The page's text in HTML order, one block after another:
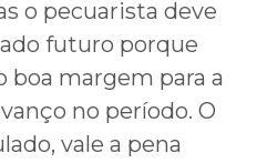
o pecuarista deve
futuro porque
boa margem para a
no período. O
vale a pena